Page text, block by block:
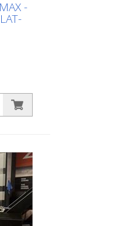
-
Jet
Akár
és
A
ez a